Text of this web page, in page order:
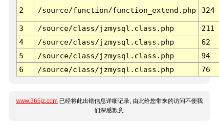
2 /source/function/function_extend.php 324
3 /source/class/jzmysql.class.php
211
4
/source/class/jzmysql.class.php
62
5
/source/class/jzmysql.class.php
94
6
/source/class/jzmysql.class.php 76
www.365jz.com 已经将此出错信息详细记录, 由此给您带来的访问不便我
们深感歉意.